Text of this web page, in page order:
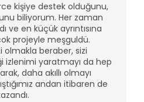
kişiye destek olduğunu,
biliyorum. Her zaman
ve en küçük ayrıntısına
projeyle meşguldü.
beraber, sizi
yaratmayı da hep
daha akıllı olmayı
andan itibaren de